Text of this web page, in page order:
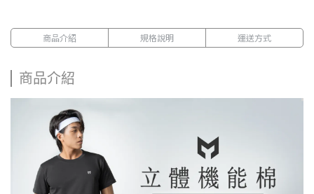
商品介紹 規格說明 運送方式
商品介紹